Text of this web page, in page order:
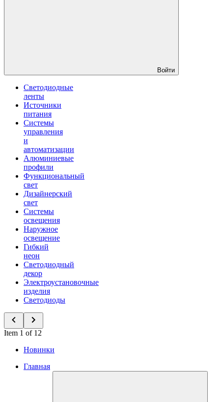
Войти
Светодиодные
ленты
Источники
питания
Системы
управления
и
автоматизации
Алюминиевые
профили
Функциональный
свет
Дизайнерский
свет
Системы
освещения
Наружное
освещение
Гибкий
неон
Светодиодный
декор
Электроустановочные
изделия
Светодиоды
Item 1 of 12
Новинки
Главная